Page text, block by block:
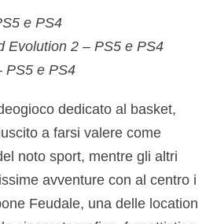
e PS4
Evolution 2 – PS5 e PS4
PS5 e PS4
dedicato al basket,
a farsi valere come
noto sport, mentre gli altri
avventure con al centro i
Feudale, una delle location